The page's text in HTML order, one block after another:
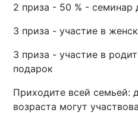
2 приза - 50 % - семинар
3 приза - участие в
3 приза - участие в
подарок
Приходите всей семьей:
возраста могут